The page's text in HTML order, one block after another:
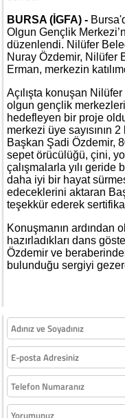
BURSA (İGFA) -
Olgun Gençlik
düzenlendi. Nilüfer
Nuray Özdemir, Nilüfer
Erman, merkezin
Açılışta konuşan
olgun gençlik
hedefleyen bir proje
merkezi üye sayısının
Başkan Şadi Özdemir,
sepet örücülüğü, çini,
çalışmalarla yılı geride
daha iyi bir hayat
edeceklerini aktaran
teşekkür ederek
Konuşmanın ardından
hazırladıkları dans
Özdemir ve
bulunduğu sergiyi